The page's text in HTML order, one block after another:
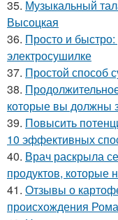
35. Музыкальный
Высоцкая
36. Просто и
электросушилке
37. Простой способ
38.
которые вы должны
39. Повысить
10 эффективных
40. Врач раскрыла
продуктов, которые
41. Отзывы о
происхождения